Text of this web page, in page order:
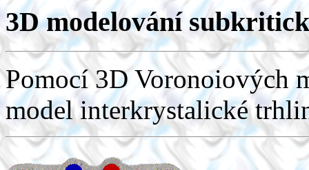
3D modelování
Pomocí 3D Voronoiových
model interkrystalické